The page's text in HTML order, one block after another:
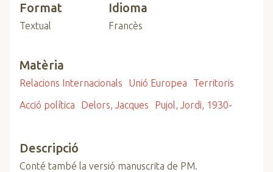
Format
Textual
Idioma
Francès
Matèria
Relacions Internacionals Unió Europea
Territoris
Acció política
Delors, Jacques Pujol, Jordi, 1930-
Descripció
Conté també la versió manuscrita de PM.